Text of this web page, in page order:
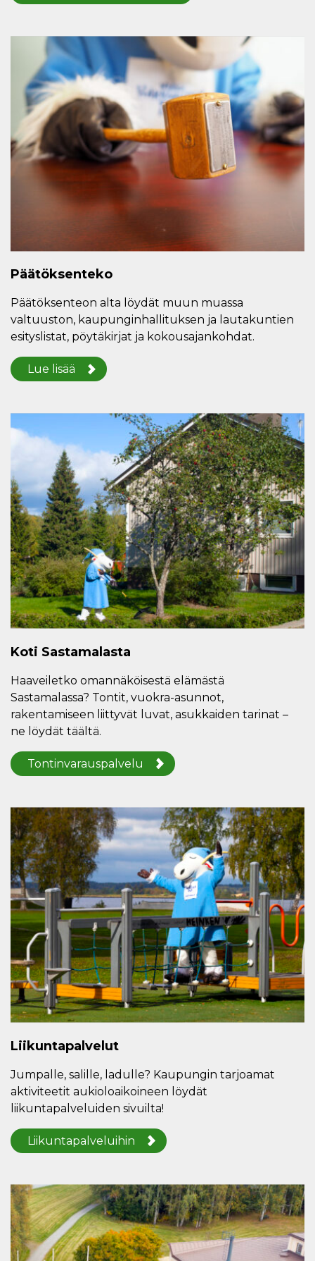
Päätöksenteko
Päätöksenteon alta löydät muun muassa
valtuuston, kaupunginhallituksen ja lautakuntien
esityslistat, pöytäkirjat ja kokousajankohdat.
Lue lisää
Koti Sastamalasta
Haaveiletko omannäköisestä elämästä
Sastamalassa? Tontit, vuokra-asunnot,
rakentamiseen liittyvät luvat, asukkaiden tarinat –
ne löydät täältä.
Tontinvarauspalvelu
Liikuntapalvelut
Jumpalle, salille, ladulle? Kaupungin tarjoamat
aktiviteetit aukioloaikoineen löydät
liikuntapalveluiden sivuilta!
Liikuntapalveluihin